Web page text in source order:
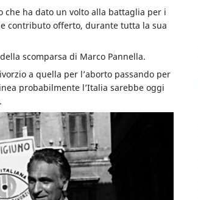
che ha dato un volto alla battaglia per i
contributo offerto, durante tutta la sua
scomparsa di Marco Pannella.
a quella per l’aborto passando per
probabilmente l’Italia sarebbe oggi